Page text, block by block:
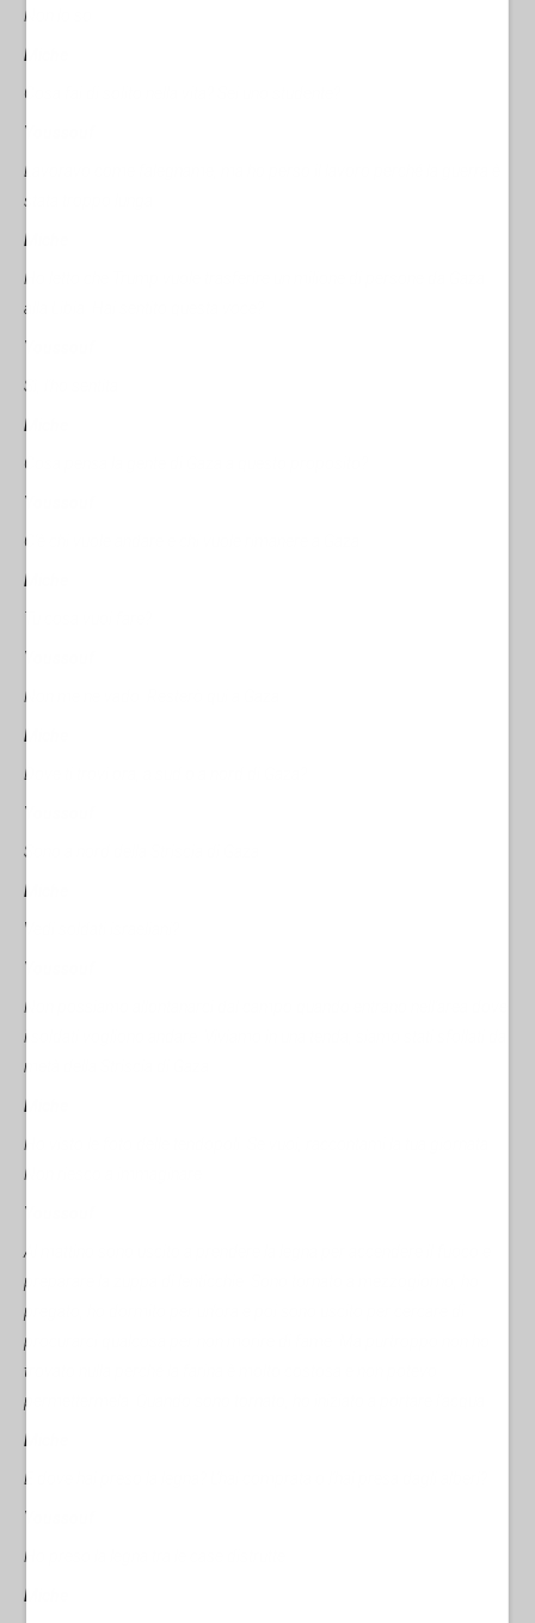
Non lo so.
Miche
Cosa fai di solito nella vita? Sei uno studente?
Youssouf
Lavoravo come falegname, ma ho perso il lavoro perché la guerra è
stata troppo lunga.
Miche
Ho letto che Trump vuole trasferire un milione di persone da Gaza
alla Libia. Hai sentito questa voce?
Youssouf
Sì, l'ho sentita.
Miche
Cosa pensa la gente di Gaza a questo proposito?
Youssouf
C'è chi vuole andare e chi vuole rimanere a Gaza.
Miche
Tu cosa vuoi fare?
Youssouf
Non me ne vado. Resterò qui a Gaza
Miche
Dove ti trovi ora, a sud o a nord di Gaza?
Youssouf
Sono a nord della Striscia di Gaza.
Miche
Vedi soldati israeliani?
Youssouf
Non possiamo allontanarci dal campo quando entrano nell'area dove
i soldati vogliono andare. Viviamo in una tenda, siamo stati sfollati da
metà della Striscia di Gaza.
Miche
Ho visto le foto delle tendopoli. Se vuoi, raccontami la tua giornata.
Non riesco a immaginare.
Youssouf
Al mattino sono uscito a prendere la legna per accendere il fuoco e
preparare la zuppa di lenticchie. Sono tornato a mezzogiorno, ho
pregato, ho dormito per un'ora e poi sono uscito per cercare di
procurarci qualcosa per non morire di fame. Ma purtroppo non ho
trovato nulla perché la farina è molto costosa e non potevo
permettermela. Quando sono tornato, ho iniziato a portare l'acqua.
Miche
E dove hai preso la legna? L'hai comprata o l'hai presa dagli alberi?
Youssouf
Ho preso la legna tra le case distrutte.
Miche